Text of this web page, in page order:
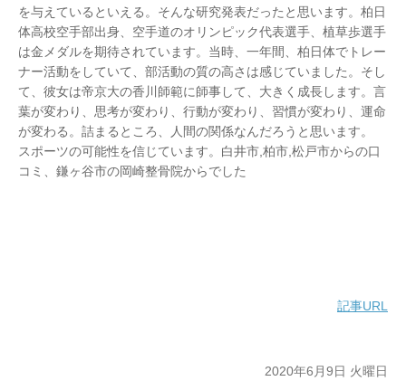
を与えているといえる。そんな研究発表だったと思います。柏日
体高校空手部出身、空手道のオリンピック代表選手、植草歩選手
は金メダルを期待されています。当時、一年間、柏日体でトレー
ナー活動をしていて、部活動の質の高さは感じていました。そし
て、彼女は帝京大の香川師範に師事して、大きく成長します。言
葉が変わり、思考が変わり、行動が変わり、習慣が変わり、運命
が変わる。詰まるところ、人間の関係なんだろうと思います。
スポーツの可能性を信じています。白井市,柏市,松戸市からの口
コミ、鎌ヶ谷市の岡崎整骨院からでした
記事URL
2020年6月9日 火曜日